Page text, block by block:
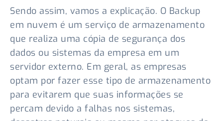
Sendo assim, vamos a explicação. O Backup
em nuvem é um serviço de armazenamento
que realiza uma cópia de segurança dos
dados ou sistemas da empresa em um
servidor externo. Em geral, as empresas
optam por fazer esse tipo de armazenamento
para evitarem que suas informações se
percam devido a falhas nos sistemas,